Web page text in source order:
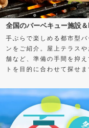
全国のバーベキュー施設
手ぶらで楽しめる都市型
ンをご紹介。屋上テラス
舗など、準備の手間を抑
トを目的に合わせて探せ